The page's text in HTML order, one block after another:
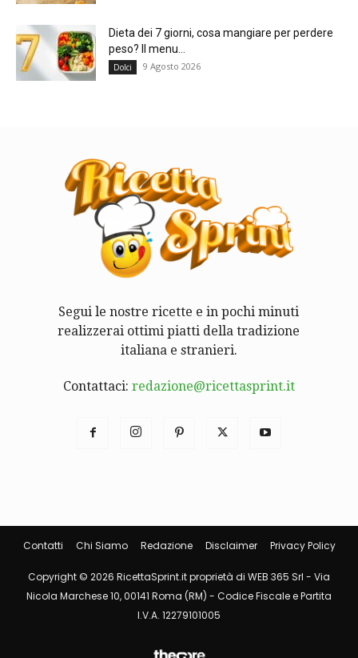
Dieta dei 7 giorni, cosa mangiare per perdere
peso? Il menu...
Dolci 9 Agosto 2026
Segui le nostre ricette e in pochi minuti
realizzerai ottimi piatti della tradizione
italiana e stranieri.
Contattaci: redazione@ricettasprint.it
Contatti Chi Siamo Redazione Disclaimer Privacy Policy
Copyright © 2026 RicettaSprint.it proprietà di WEB 365 Srl - Via
Nicola Marchese 10, 00141 Roma (RM) - Codice Fiscale e Partita
I.V.A. 12279101005